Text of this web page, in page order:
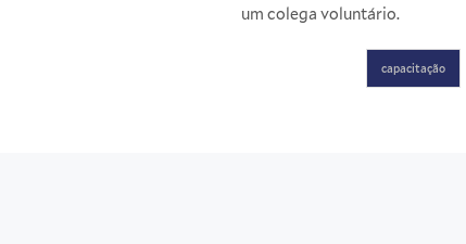
um colega voluntário.
capacitação